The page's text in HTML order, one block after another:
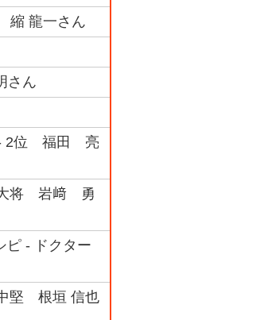
縮 龍一さん
さん
- 2位 福田 亮
大将 岩﨑 勇
ピ - ドクター
堅 根垣 信也